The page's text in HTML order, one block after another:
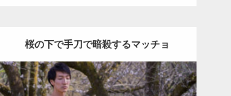
桜の下で手刀で暗殺するマッチョ
Update:2021.07.8